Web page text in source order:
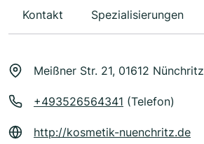
Kontakt Spezialisierungen
Meißner Str. 21, 01612 Nünchritz
+493526564341 (Telefon)
http://kosmetik-nuenchritz.de